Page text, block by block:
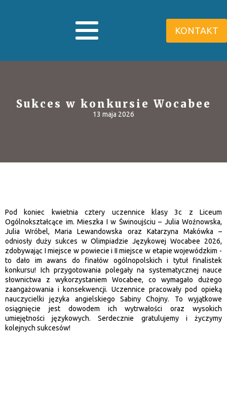
KONTAKT
Sukces w konkursie Wocabee
13 maja 2026
Pod koniec kwietnia cztery uczennice klasy 3c z Liceum
Ogólnokształcące im. Mieszka I w Świnoujściu – Julia Woźnowska,
Julia Wróbel, Maria Lewandowska oraz Katarzyna Makówka –
odniosły duży sukces w Olimpiadzie Językowej Wocabee 2026,
zdobywając I miejsce w powiecie i II miejsce w etapie wojewódzkim -
to dało im awans do finałów ogólnopolskich i tytuł finalistek
konkursu! Ich przygotowania polegały na systematycznej nauce
słownictwa z wykorzystaniem Wocabee, co wymagało dużego
zaangażowania i konsekwencji. Uczennice pracowały pod opieką
nauczycielki języka angielskiego Sabiny Chojny. To wyjątkowe
osiągnięcie jest dowodem ich wytrwałości oraz wysokich
umiejętności językowych. Serdecznie gratulujemy i życzymy
kolejnych sukcesów!